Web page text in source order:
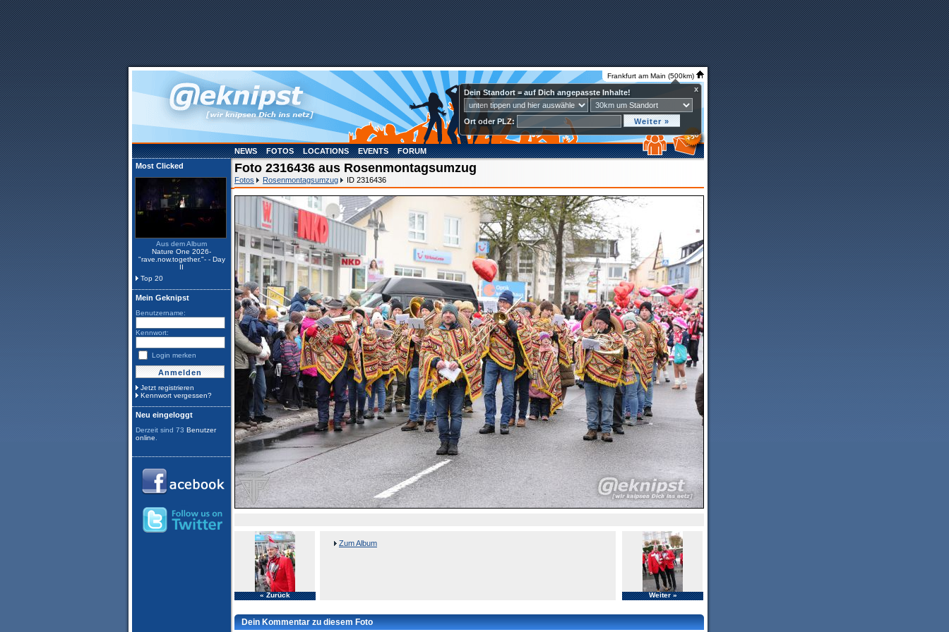
Frankfurt am Main (500km)
Dein Standort = auf Dich angepasste Inhalte! x
Ort oder PLZ:
NEWS FOTOS LOCATIONS EVENTS
FORUM
Most Clicked
Aus dem Album
Nature One 2026-
"rave.now.together."- - Day
II
Top 20
Mein Geknipst
Benutzername:
Kennwort:
Login merken
Jetzt registrieren
Kennwort vergessen?
Neu eingeloggt
Derzeit sind 73 Benutzer
online
Foto 2316436 aus Rosenmontagsumzug
Fotos Rosenmontagsumzug ID 2316436
Weiter »
« Zurück
Zum Album
Dein Kommentar zu diesem Foto